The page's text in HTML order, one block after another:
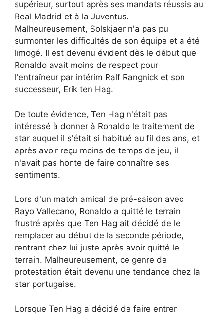
supérieur, surtout après ses mandats réussis au
Real Madrid et à la Juventus.
Malheureusement, Solskjaer n'a pas pu
surmonter les difficultés de son équipe et a été
limogé. Il est devenu évident dès le début que
Ronaldo avait moins de respect pour
l'entraîneur par intérim Ralf Rangnick et son
successeur, Erik ten Hag.
De toute évidence, Ten Hag n'était pas
intéressé à donner à Ronaldo le traitement de
star auquel il s'était si habitué au fil des ans, et
après avoir reçu moins de temps de jeu, il
n'avait pas honte de faire connaître ses
sentiments.
Lors d'un match amical de pré-saison avec
Rayo Vallecano, Ronaldo a quitté le terrain
frustré après que Ten Hag ait décidé de le
remplacer au début de la seconde période,
rentrant chez lui juste après avoir quitté le
terrain. Malheureusement, ce genre de
protestation était devenu une tendance chez la
star portugaise.
Lorsque Ten Hag a décidé de faire entrer